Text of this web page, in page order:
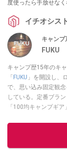
度使ったら手放せな
イチオシスト
キャン
FUKU
キャンプ歴15年のキ
「 FUKU 」を開設し、
で、思い込み固定観
している。定番ブラ
「100均キャンプギ